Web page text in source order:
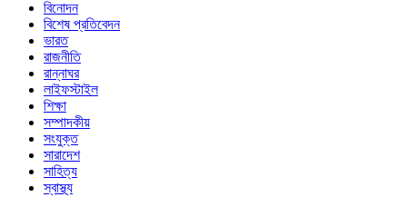
বিনোদন
বিশেষ প্রতিবেদন
ভারত
রাজনীতি
রান্নাঘর
লাইফস্টাইল
শিক্ষা
সম্পাদকীয়
সংযুক্ত
সারাদেশ
সাহিত্য
স্বাস্থ্য